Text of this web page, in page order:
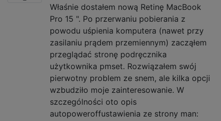
Właśnie dostałem nową Retinę MacBook
Pro 15 ". Po przerwaniu pobierania z
powodu uśpienia komputera (nawet przy
zasilaniu prądem przemiennym) zacząłem
przeglądać stronę podręcznika
użytkownika pmset. Rozwiązałem swój
pierwotny problem ze snem, ale kilka opcji
wzbudziło moje zainteresowanie. W
szczególności oto opis
autopoweroffustawienia ze strony man: